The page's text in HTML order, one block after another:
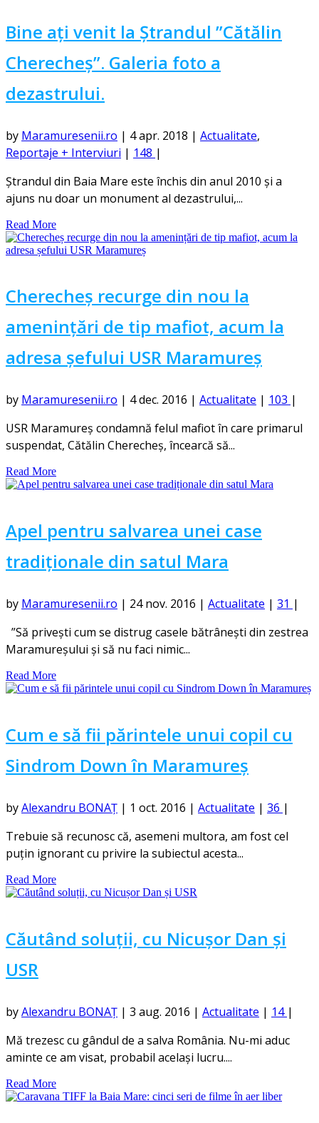
Bine ați venit la Ștrandul ”Cătălin
Cherecheș”. Galeria foto a
dezastrului.
by Maramuresenii.ro | 4 apr. 2018 | Actualitate,
Reportaje + Interviuri | 148 |
Ștrandul din Baia Mare este închis din anul 2010 și a
ajuns nu doar un monument al dezastrului,...
Read More
Cherecheș recurge din nou la
amenințări de tip mafiot, acum la
adresa șefului USR Maramureș
by Maramuresenii.ro | 4 dec. 2016 | Actualitate | 103 |
USR Maramureş condamnă felul mafiot în care primarul
suspendat, Cătălin Cherecheş, încearcă să...
Read More
Apel pentru salvarea unei case
tradiționale din satul Mara
by Maramuresenii.ro | 24 nov. 2016 | Actualitate | 31 |
”Să privești cum se distrug casele bătrânești din zestrea
Maramureșului și să nu faci nimic...
Read More
Cum e să fii părintele unui copil cu
Sindrom Down în Maramureș
byAlexandru BONAȚ | 1 oct. 2016 | Actualitate | 36 |
Trebuie să recunosc că, asemeni multora, am fost cel
puțin ignorant cu privire la subiectul acesta...
Read More
Căutând soluții, cu Nicușor Dan și
USR
byAlexandru BONAȚ | 3 aug. 2016 | Actualitate | 14 |
Mă trezesc cu gândul de a salva România. Nu-mi aduc
aminte ce am visat, probabil același lucru....
Read More